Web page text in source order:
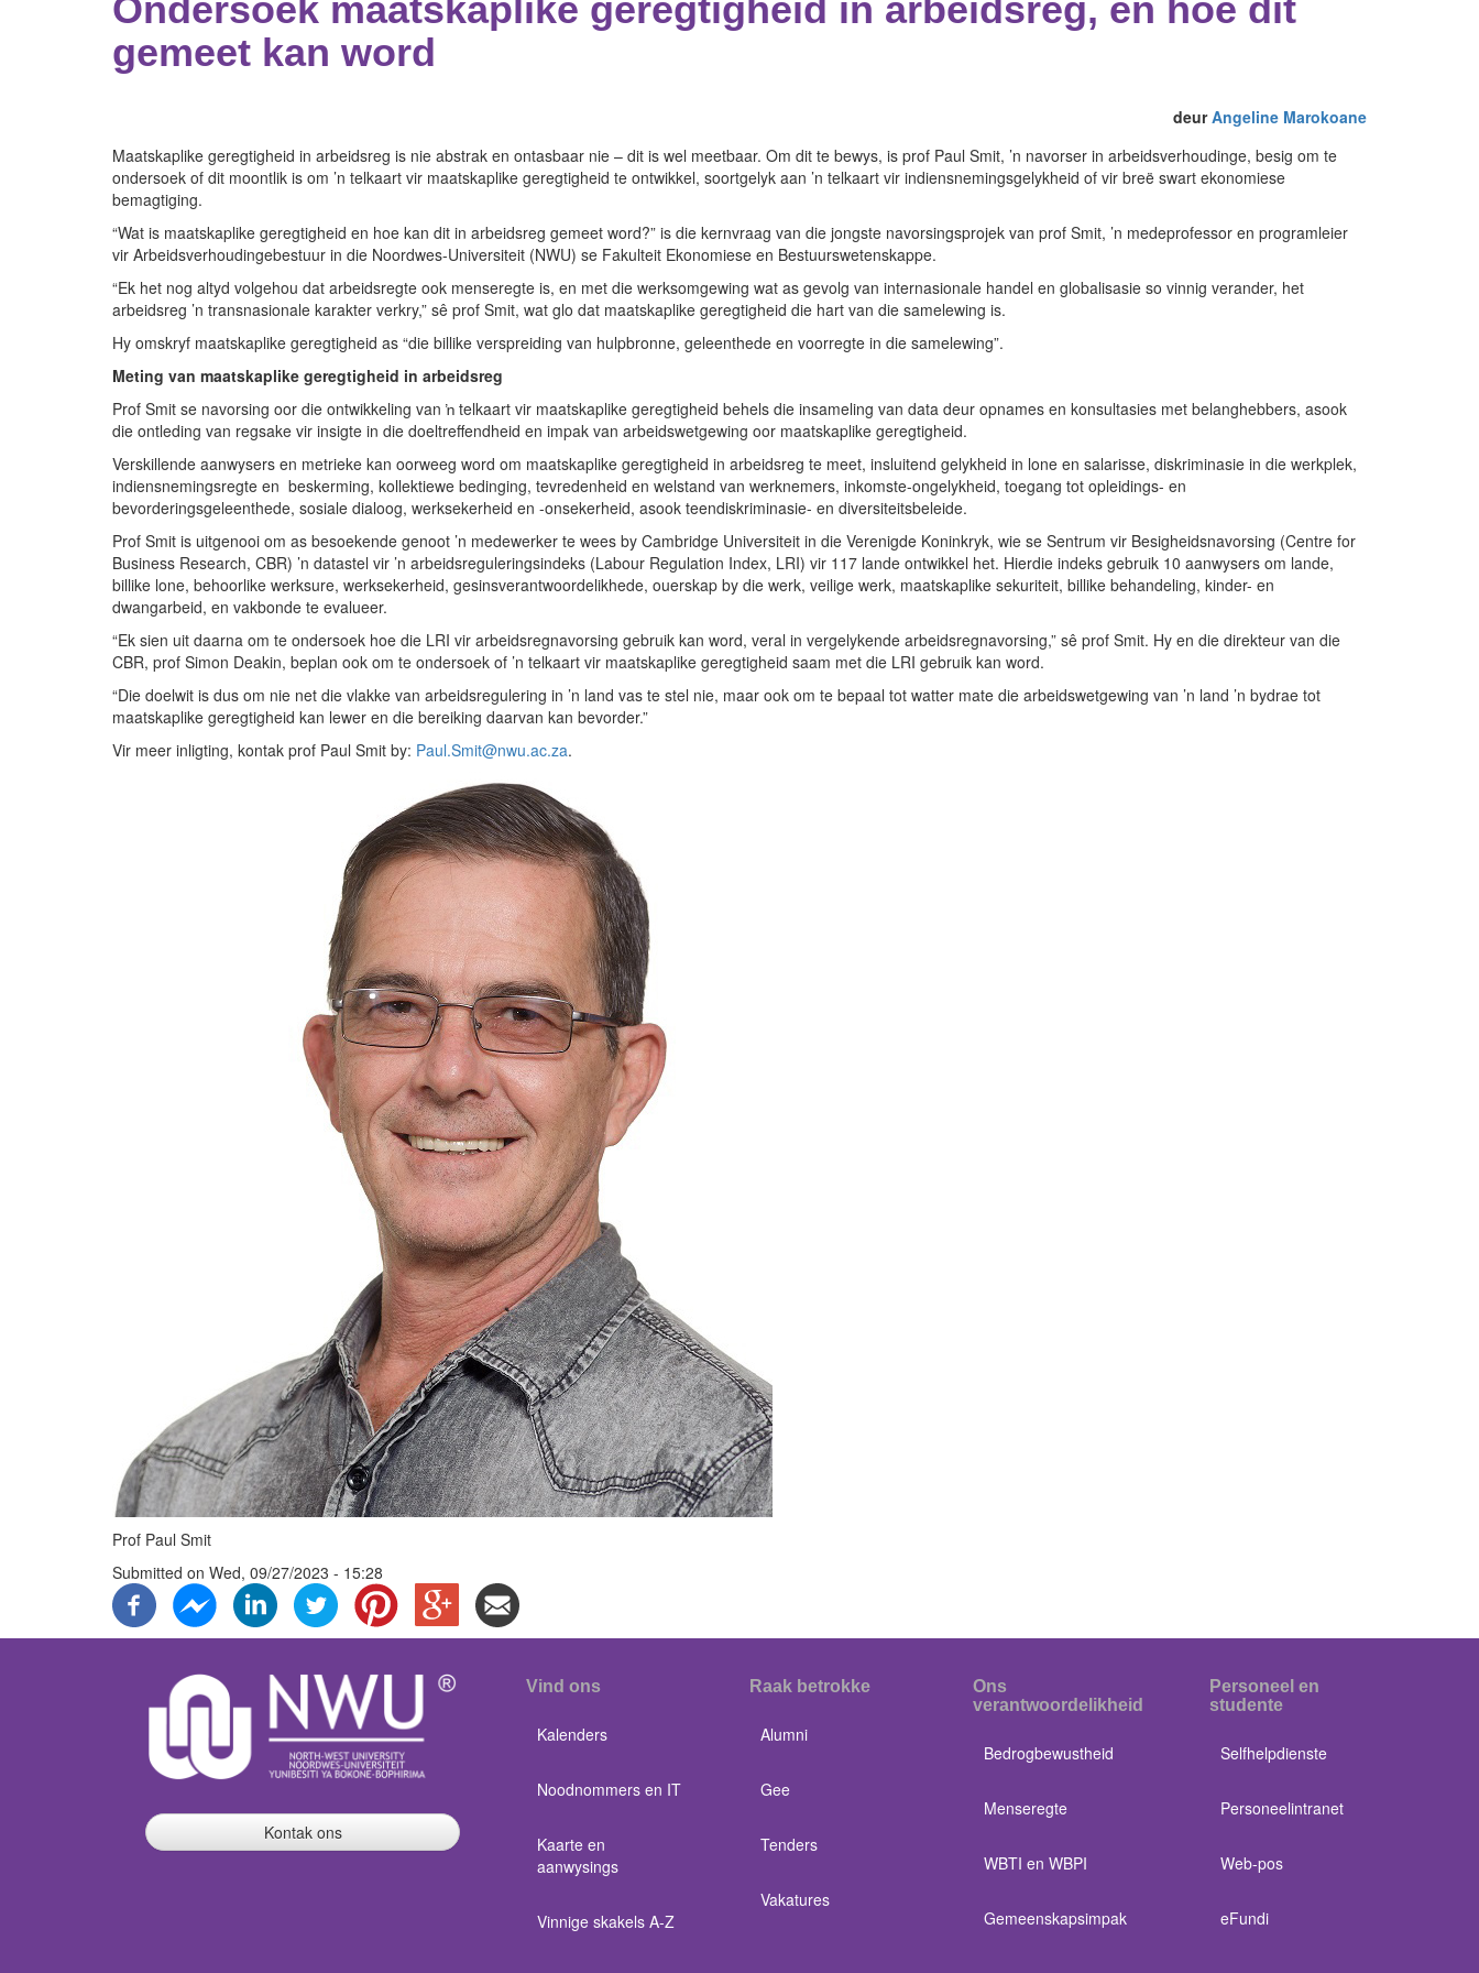
Ondersoek maatskaplike geregtigheid in arbeidsreg, en hoe dit
gemeet kan word
deurAngeline Marokoane
Maatskaplike geregtigheid in arbeidsreg is nie abstrak en ontasbaar nie – dit is wel meetbaar. Om dit te bewys, is prof Paul Smit, ’n navorser in arbeidsverhoudinge, besig om te
ondersoek of dit moontlik is om ’n telkaart vir maatskaplike geregtigheid te ontwikkel, soortgelyk aan ’n telkaart vir indiensnemingsgelykheid of vir breë swart ekonomiese
bemagtiging.
“Wat is maatskaplike geregtigheid en hoe kan dit in arbeidsreg gemeet word?” is die kernvraag van die jongste navorsingsprojek van prof Smit, ’n medeprofessor en programleier
vir Arbeidsverhoudingebestuur in die Noordwes-Universiteit (NWU) se Fakulteit Ekonomiese en Bestuurswetenskappe.
“Ek het nog altyd volgehou dat arbeidsregte ook menseregte is, en met die werksomgewing wat as gevolg van internasionale handel en globalisasie so vinnig verander, het
arbeidsreg ’n transnasionale karakter verkry,” sê prof Smit, wat glo dat maatskaplike geregtigheid die hart van die samelewing is.
Hy omskryf maatskaplike geregtigheid as “die billike verspreiding van hulpbronne, geleenthede en voorregte in die samelewing”.
Meting van maatskaplike geregtigheid in arbeidsreg
Prof Smit se navorsing oor die ontwikkeling van ŉ telkaart vir maatskaplike geregtigheid behels die insameling van data deur opnames en konsultasies met belanghebbers, asook
die ontleding van regsake vir insigte in die doeltreffendheid en impak van arbeidswetgewing oor maatskaplike geregtigheid.
Verskillende aanwysers en metrieke kan oorweeg word om maatskaplike geregtigheid in arbeidsreg te meet, insluitend gelykheid in lone en salarisse, diskriminasie in die werkplek,
indiensnemingsregte en beskerming, kollektiewe bedinging, tevredenheid en welstand van werknemers, inkomste-ongelykheid, toegang tot opleidings- en
bevorderingsgeleenthede, sosiale dialoog, werksekerheid en -onsekerheid, asook teendiskriminasie- en diversiteitsbeleide.
Prof Smit is uitgenooi om as besoekende genoot ’n medewerker te wees by Cambridge Universiteit in die Verenigde Koninkryk, wie se Sentrum vir Besigheidsnavorsing (Centre for
Business Research, CBR) ’n datastel vir ’n arbeidsreguleringsindeks (Labour Regulation Index, LRI) vir 117 lande ontwikkel het. Hierdie indeks gebruik 10 aanwysers om lande,
billike lone, behoorlike werksure, werksekerheid, gesinsverantwoordelikhede, ouerskap by die werk, veilige werk, maatskaplike sekuriteit, billike behandeling, kinder- en
dwangarbeid, en vakbonde te evalueer.
“Ek sien uit daarna om te ondersoek hoe die LRI vir arbeidsregnavorsing gebruik kan word, veral in vergelykende arbeidsregnavorsing,” sê prof Smit. Hy en die direkteur van die
CBR, prof Simon Deakin, beplan ook om te ondersoek of ’n telkaart vir maatskaplike geregtigheid saam met die LRI gebruik kan word.
“Die doelwit is dus om nie net die vlakke van arbeidsregulering in ’n land vas te stel nie, maar ook om te bepaal tot watter mate die arbeidswetgewing van ’n land ’n bydrae tot
maatskaplike geregtigheid kan lewer en die bereiking daarvan kan bevorder.”
Vir meer inligting, kontak prof Paul Smit by: Paul.Smit@nwu.ac.za.
Prof Paul Smit
Submitted on Wed, 09/27/2023 - 15:28
Kontak ons
Vind ons
Kalenders
Noodnommers en IT
Kaarte en
aanwysings
Vinnige skakels A-Z
Raak betrokke
Alumni
Gee
Tenders
Vakatures
Ons
verantwoordelikheid
Bedrogbewustheid
Menseregte
WBTI en WBPI
Gemeenskapsimpak
Personeel en
studente
Selfhelpdienste
Personeelintranet
Web-pos
eFundi